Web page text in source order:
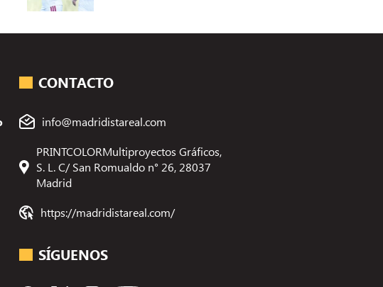
CONTACTO
info@madridistareal.com
PRINTCOLORMultiproyectos Gráficos,
S. L. C/ San Romualdo n° 26, 28037
Madrid
https://madridistareal.com/
SÍGUENOS